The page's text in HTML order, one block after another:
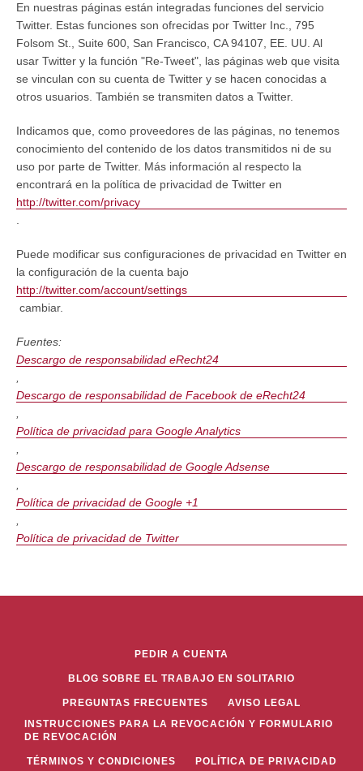
En nuestras páginas están integradas funciones del servicio
Twitter. Estas funciones son ofrecidas por Twitter Inc., 795
Folsom St., Suite 600, San Francisco, CA 94107, EE. UU. Al
usar Twitter y la función "Re-Tweet", las páginas web que visita
se vinculan con su cuenta de Twitter y se hacen conocidas a
otros usuarios. También se transmiten datos a Twitter.
Indicamos que, como proveedores de las páginas, no tenemos
conocimiento del contenido de los datos transmitidos ni de su
uso por parte de Twitter. Más información al respecto la
encontrará en la política de privacidad de Twitter en
http://twitter.com/privacy
Puede modificar sus configuraciones de privacidad en Twitter en
la configuración de la cuenta bajo
http://twitter.com/account/settings
cambiar.
Fuentes:
Descargo de responsabilidad eRecht24
Descargo de responsabilidad de Facebook de eRecht24
Política de privacidad para Google Analytics
Descargo de responsabilidad de Google Adsense
Política de privacidad de Google +1
Política de privacidad de Twitter
PEDIR A CUENTA
BLOG SOBRE EL TRABAJO EN SOLITARIO
PREGUNTAS FRECUENTES
AVISO LEGAL
INSTRUCCIONES PARA LA REVOCACIÓN Y FORMULARIO
DE REVOCACIÓN
TÉRMINOS Y CONDICIONES POLÍTICA DE PRIVACIDAD